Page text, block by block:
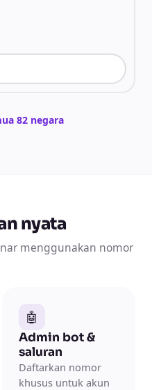
82 negara
nyata
menggunakan nomor
🤖
Admin bot &
saluran
Daftarkan nomor
khusus untuk akun